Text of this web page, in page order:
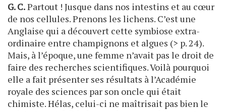
G. C.Partout ! Jusque dans nos intestins et au cœur
de nos cellules. Prenons les lichens. C’est une
Anglaise qui a découvert cette symbiose extra-
ordinaire entre champignons et algues (> p. 24).
Mais, à l’époque, une femme n’avait pas le droit de
faire des recherches scientifiques. Voilà pourquoi
elle a fait présenter ses résultats à l’Académie
royale des sciences par son oncle qui était
chimiste. Hélas, celui-ci ne maîtrisait pas bien le